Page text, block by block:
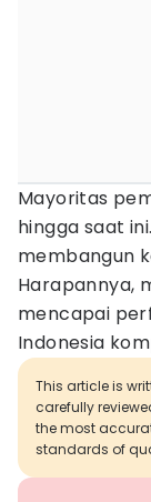
Mayoritas
hingga saat
membangun
Harapannya,
mencapai
Indonesia
This article is
carefully
the most
standards of